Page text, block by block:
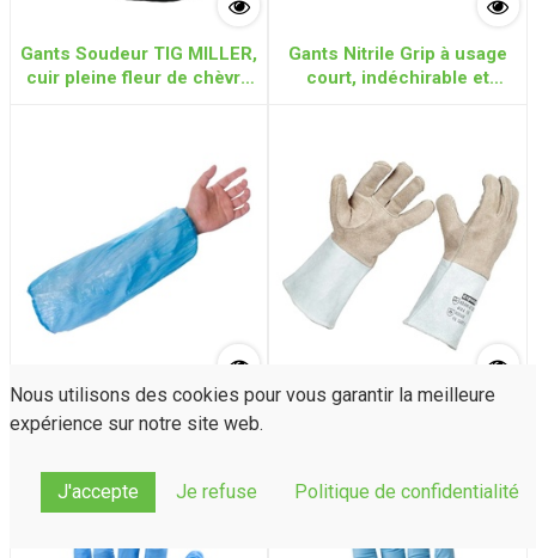
Gants Soudeur TIG MILLER,
cuir pleine fleur de chèvre
Gants Nitrile Grip à usage
court, indéchirable et
Surmanches jetables en
Polyéthylène 15 microns
Nous utilisons des cookies pour vous garantir la meilleure
expérience sur notre site web.
J'accepte Je refuse Politique de confidentialité